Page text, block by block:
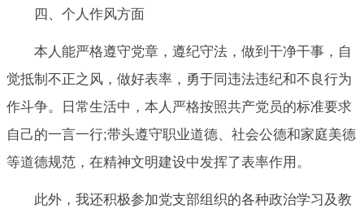
四、个人作风方面
本人能严格遵守党章，遵纪守法，做到干净干事，自
觉抵制不正之风，做好表率，勇于同违法违纪和不良行为
作斗争。日常生活中，本人严格按照共产党员的标准要求
自己的一言一行;带头遵守职业道德、社会公德和家庭美德
等道德规范，在精神文明建设中发挥了表率作用。
此外，我还积极参加党支部组织的各种政治学习及教